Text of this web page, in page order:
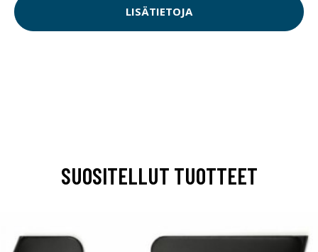
LISÄTIETOJA
SUOSITELLUT TUOTTEET